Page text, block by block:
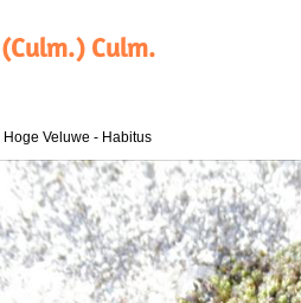
Culm.
Hoge Veluwe - Habitus